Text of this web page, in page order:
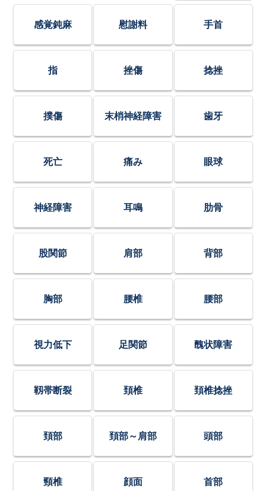
感覚鈍麻 慰謝料 手首
指 挫傷 捻挫
撲傷 末梢神経障害 歯牙
死亡 痛み 眼球
神経障害 耳鳴 肋骨
股関節 肩部 背部
胸部 腰椎 腰部
視力低下 足関節 醜状障害
靱帯断裂 頚椎 頚椎捻挫
頚部 頚部～肩部 頭部
頸椎 顔面 首部